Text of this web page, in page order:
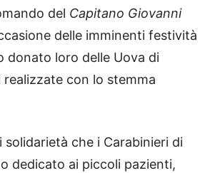
del Capitano Giovanni
delle imminenti festività
donato loro delle Uova di
realizzate con lo stemma
solidarietà che i Carabinieri di
dedicato ai piccoli pazienti,